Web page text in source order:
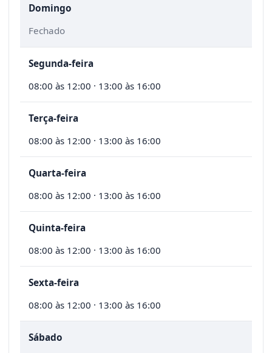
Domingo
Fechado
Segunda-feira
08:00 às 12:00 · 13:00 às 16:00
Terça-feira
08:00 às 12:00 · 13:00 às 16:00
Quarta-feira
08:00 às 12:00 · 13:00 às 16:00
Quinta-feira
08:00 às 12:00 · 13:00 às 16:00
Sexta-feira
08:00 às 12:00 · 13:00 às 16:00
Sábado